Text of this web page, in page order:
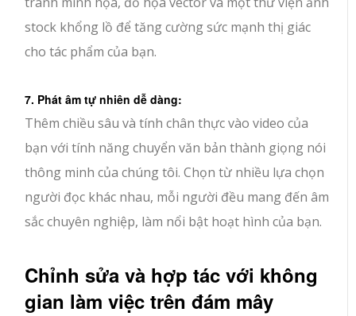
stock khổng lồ để tăng cường sức mạnh thị giác
cho tác phẩm của bạn.
7. Phát âm tự nhiên dễ dàng:
Thêm chiều sâu và tính chân thực vào video của
bạn với tính năng chuyển văn bản thành giọng nói
thông minh của chúng tôi. Chọn từ nhiều lựa chọn
người đọc khác nhau, mỗi người đều mang đến âm
sắc chuyên nghiệp, làm nổi bật hoạt hình của bạn.
Chỉnh sửa và hợp tác với không
gian làm việc trên đám mây